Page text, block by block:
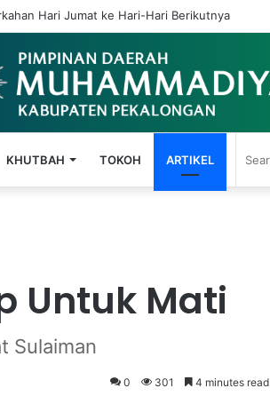
Hari Jumat ke Hari-Hari Berikutnya
KHUTBAH TOKOH ARTIKEL
Untuk Mati
Sulaiman
0 301 4 minutes read